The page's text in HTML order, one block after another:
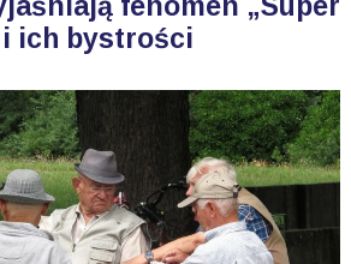
ich bystrości